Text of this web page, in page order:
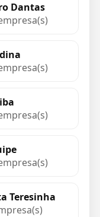
Dantas
Teresinha